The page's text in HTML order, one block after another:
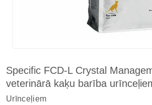
Specific FCD-L Crystal
veterinārā kaķu barība
Urīnceļiem